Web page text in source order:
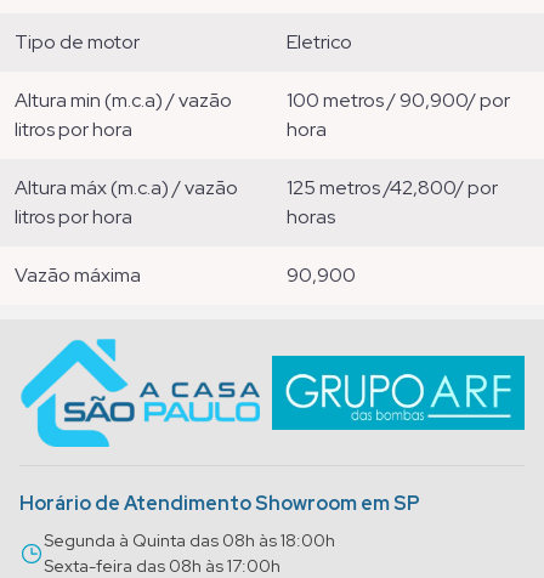
tipo de motor eletrico
altura min (m.c.a) / vazão
litros por hora
100 metros / 90,900/ por
hora
altura máx (m.c.a) / vazão
litros por hora
125 metros /42,800/ por
horas
vazão máxima 90,900
Horário de Atendimento Showroom em SP
Segunda à Quinta das 08h às 18:00h
Sexta-feira das 08h às 17:00h